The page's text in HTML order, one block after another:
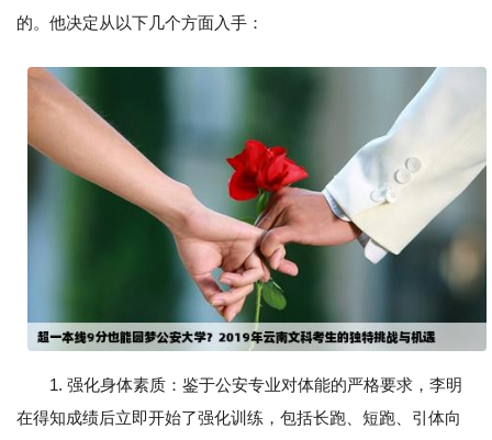
的。他决定从以下几个方面入手：
1. 强化身体素质：鉴于公安专业对体能的严格要求，李明
在得知成绩后立即开始了强化训练，包括长跑、短跑、引体向